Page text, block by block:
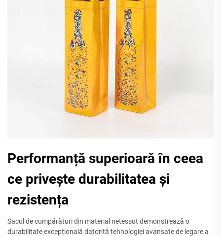
Performanță superioară în ceea
ce privește durabilitatea și
rezistența
Sacul de cumpărături din material netessut demonstrează o
durabilitate excepțională datorită tehnologiei avansate de legare a